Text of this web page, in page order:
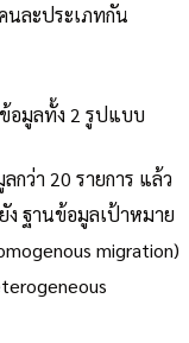
นละประเภทกัน
ข้อมูลทั้ง 2 รูปแบบ
กว่า 20 รายการ แล้ว
ง ฐานข้อมูลเป้าหมาย
migration)